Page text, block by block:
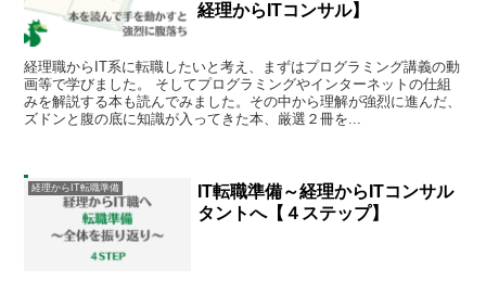
経理からITコンサル】
経理職からIT系に転職したいと考え、まずはプログラミング講義の動
画等で学びました。 そしてプログラミングやインターネットの仕組
みを解説する本も読んでみました。その中から理解が強烈に進んだ、
ズドンと腹の底に知識が入ってきた本、厳選２冊を...
経理からIT転職準備
IT転職準備～経理からITコンサル
タントへ【４ステップ】